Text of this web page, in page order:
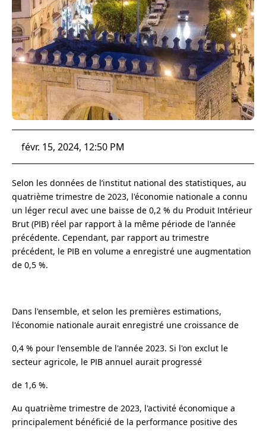
févr. 15, 2024, 12:50 PM
Selon les données de l’institut national des statistiques, au
quatrième trimestre de 2023, l'économie nationale a connu
un léger recul avec une baisse de 0,2 % du Produit Intérieur
Brut (PIB) réel par rapport à la même période de l'année
précédente. Cependant, par rapport au trimestre
précédent, le PIB en volume a enregistré une augmentation
de 0,5 %.
Dans l'ensemble, et selon les premières estimations,
l'économie nationale aurait enregistré une croissance de
0,4 % pour l'ensemble de l'année 2023. Si l'on exclut le
secteur agricole, le PIB annuel aurait progressé
de 1,6 %.
Au quatrième trimestre de 2023, l'activité économique a
principalement bénéficié de la performance positive des